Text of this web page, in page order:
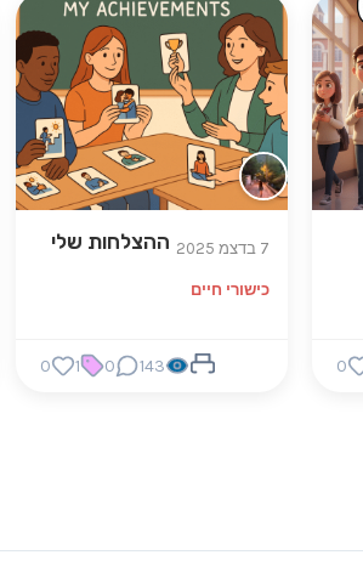
0
7 בדצמ 2025
כישורי חיים
ההצלחות שלי
143
0
1
0